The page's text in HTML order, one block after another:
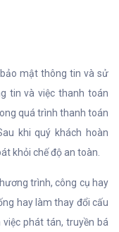
mật thông tin và sử
tin và việc thanh toán
quá trình thanh toán
khi quý khách hoàn
khỏi chế độ an toàn.
trình, công cụ hay
hay làm thay đổi cấu
phát tán, truyền bá